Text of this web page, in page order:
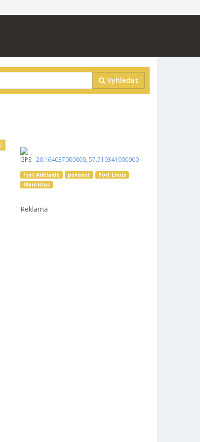
Vyhledat
GPS: -20.164037000000, 57.510341000000
Fort Adélaide pevnost
Port Louis
Mauricius
Reklama